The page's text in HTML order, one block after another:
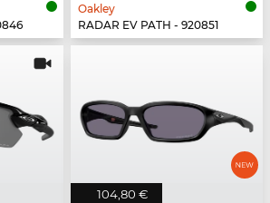
Oakley
RADAR EV PATH - 920851
104,80 €